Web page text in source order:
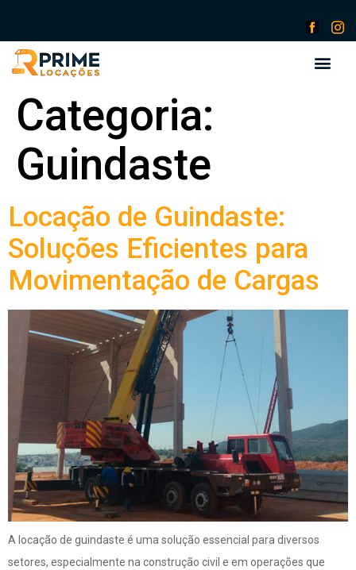
Categoria:
Guindaste
Locação de Guindaste:
Soluções Eficientes para
Movimentação de Cargas
A locação de guindaste é uma solução essencial para diversos
setores, especialmente na construção civil e em operações que